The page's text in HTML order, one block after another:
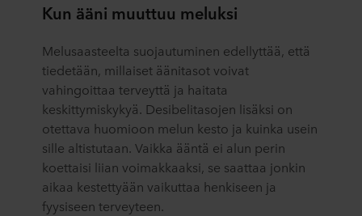
Kun ääni muuttuu meluksi
Melusaasteelta suojautuminen edellyttää, että
tiedetään, millaiset äänitasot voivat
vahingoittaa terveyttä ja haitata
keskittymiskykyä. Desibelitasojen lisäksi on
otettava huomioon melun kesto ja kuinka usein
sille altistutaan. Vaikka ääntä ei alun perin
koettaisi liian voimakkaaksi, se saattaa jonkin
aikaa kestettyään vaikuttaa henkiseen ja
fyysiseen terveyteen.